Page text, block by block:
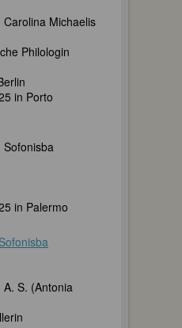
Carolina Michaelis
Philologin
in Porto
Sofonisba
in Palermo
A. S. (Antonia